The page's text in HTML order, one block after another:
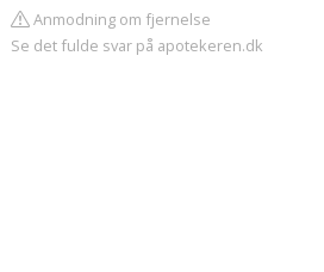
Anmodning om fjernelse
Se det fulde svar på apotekeren.dk